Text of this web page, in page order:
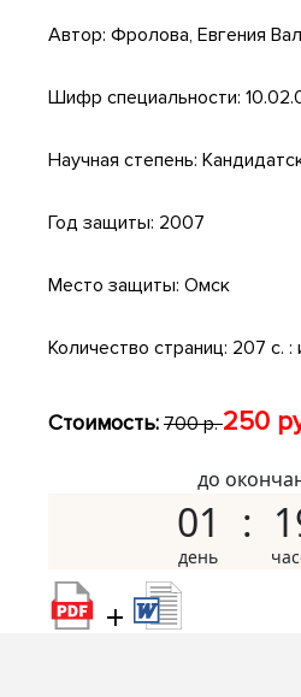
Автор: Фролова, Евгения
Шифр специальности:
Научная степень:
Год защиты: 2007
Место защиты: Омск
Количество страниц: 207 с. :
Стоимость: 700 р.250
до
01
+